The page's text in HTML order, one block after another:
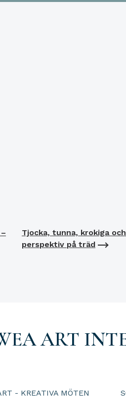
Tjocka, tunna, krokiga
perspektiv på träd
ART
- KREATIVA MÖTEN